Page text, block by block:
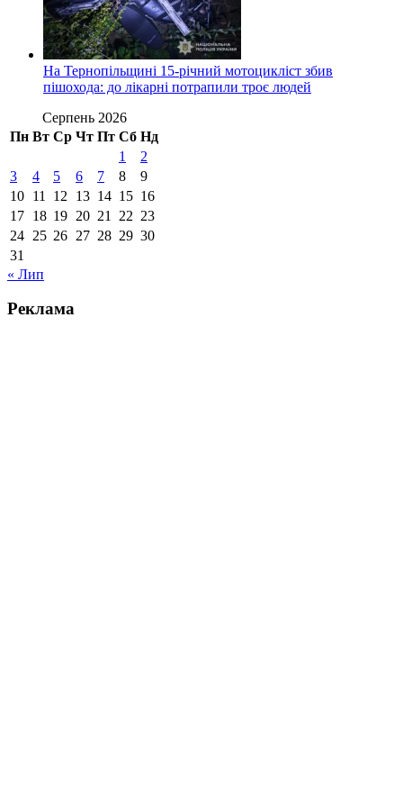
На Тернопільщині 15-річний мотоцикліст збив
пішохода: до лікарні потрапили троє людей
Серпень 2026
Пн Вт Ср Чт Пт Сб Нд
1
2
3
4 5 6 7 8
9
10 11 12 13 14 15 16
17 18 19 20 21 22 23
24 25 26 27 28 29 30
31
« Лип
Реклама